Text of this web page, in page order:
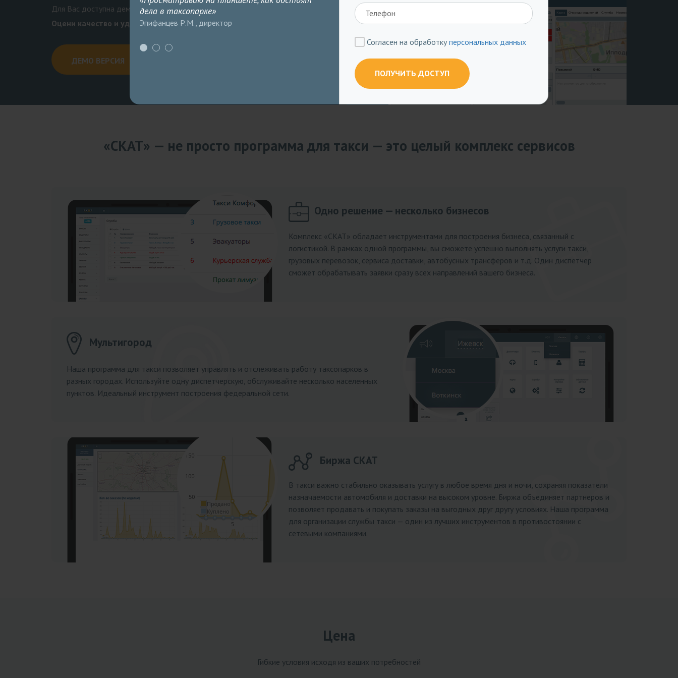
коммуникации
сотрудниками и клиентами.»
дела в таксопарке»
Эпифанцев Р.М., директор
молодежи. Кто хоть раз попробовал вызвать
такси через клиентское приложение – никогда
статистика!»
решение для оптимизации
диспетчера с сотрудниками и
Гробцов Иван Александрович,
директор
Согласен на обработкуперсональных данных
ПОЛУЧИТЬ ДОСТУП
Для Вас доступна демо-версия
Оцени качество и удобство использования уже сегодня!
ДЕМО ВЕРСИЯ
«СКАТ» — не просто программа для такси — это целый комплекс сервисов
Одно решение — несколько бизнесов
Комплекс «СКАТ» обладает инструментами для построения бизнеса, связанный с
логистикой. В рамках одной программы, вы сможете успешно выполнять услуги такси,
грузовых перевозок, сервиса доставки, автобусных трансферов и т.д. Один диспетчер
сможет обрабатывать заявки сразу всех направлений вашего бизнеса.
Мультигород
Наша программа для такси позволяет управлять и отслеживать работу таксопарков в
разных городах. Используйте одну диспетчерскую, обслуживайте несколько населенных
пунктов. Идеальный инструмент построения федеральной сети.
Биржа СКАТ
В такси важно стабильно оказывать услугу в любое время дня и ночи, сохраняя показатели
назначаемости автомобиля и доставки на высоком уровне. Биржа объединяет партнеров и
позволяет продавать и покупать заказы на выгодных друг другу условиях. Наша программа
для организации службы такси — один из лучших инструментов в противостоянии с
сетевыми компаниями.
Цена
Гибкие условия исходя из ваших потребностей